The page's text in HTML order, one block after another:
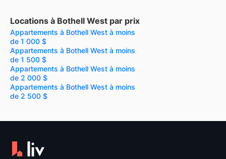
Locations à Bothell West par prix
Appartements à Bothell West à moins
de 1 000 $
Appartements à Bothell West à moins
de 1 500 $
Appartements à Bothell West à moins
de 2 000 $
Appartements à Bothell West à moins
de 2 500 $